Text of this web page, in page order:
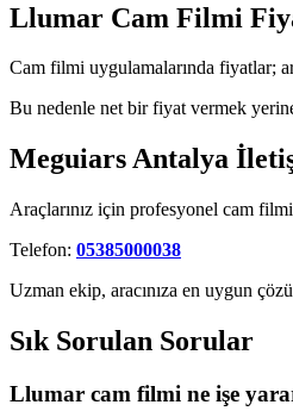
Llumar Cam Filmi
Cam filmi uygulamalarında fiyatlar;
Bu nedenle net bir fiyat vermek
Meguiars Antalya
Araçlarınız için profesyonel cam
Telefon: 05385000038
Uzman ekip, aracınıza en uygun
Sık Sorulan Sorular
Llumar cam filmi ne işe